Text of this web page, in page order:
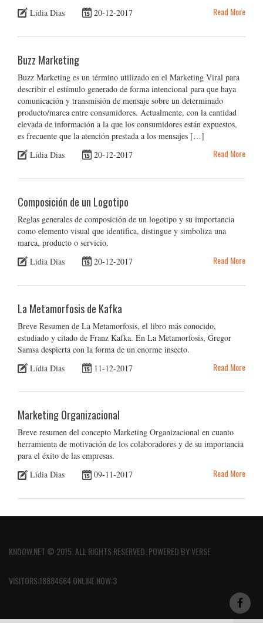
Lídia Dias
20-12-2017 Read More
Buzz Marketing
Buzz Marketing es un término utilizado en el Marketing Viral para
describir el estímulo generado de forma intencional para que haya
comunicación y transmisión de mensaje sobre un determinado
producto/marca entre consumidores. Actualmente, con la cantidad
elevada de información a la que los consumidores están expuestos,
es frecuente que la atención prestada a los mensajes […]
Lídia Dias
20-12-2017 Read More
Composición de un Logotipo
Reglas generales de composición de un logotipo y su importancia
como elemento visual que identifica, distingue y simboliza una
marca, producto o servicio.
Lídia Dias
20-12-2017 Read More
La Metamorfosis de Kafka
Breve Resumen de La Metamorfosis, el libro más conocido,
estudiado y citado de Franz Kafka. En La Metamorfosis, Gregor
Samsa despierta con la forma de un enorme insecto.
Lídia Dias
11-12-2017 Read More
Marketing Organizacional
Breve resumen del concepto Marketing Organizacional en cuanto
herramienta de motivación de los colaboradores y de su importancia
para el éxito de las empresas.
Lídia Dias
09-11-2017 Read More
KNOOW.NET © 2015. ALL RIGHTS RESERVED. POWERED BYVERSE
VISITORS:18884664 ONLINE NOW:3